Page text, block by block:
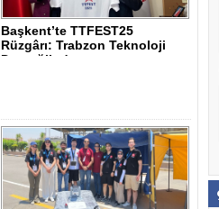
Başkent’te TTFEST25
Rüzgârı: Trabzon Teknoloji
Derneği’nden ..